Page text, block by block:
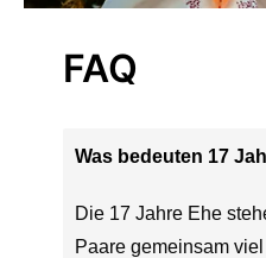
FAQ
Was bedeuten 17
Die 17 Jahre Ehe
Paare gemeinsam